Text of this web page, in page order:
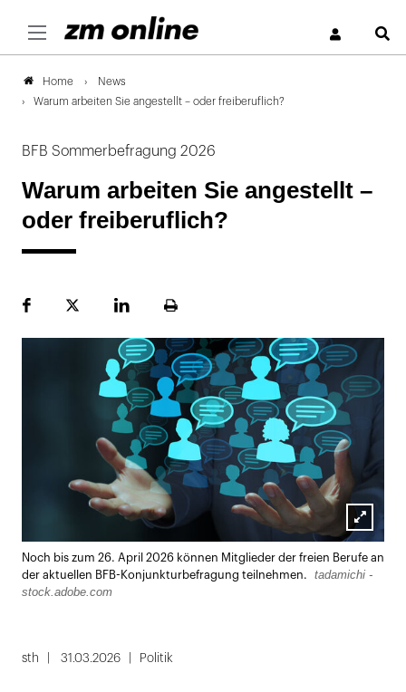
Home
News
Warum arbeiten Sie angestellt – oder freiberuflich?
BFB Sommerbefragung 2026
Warum arbeiten Sie angestellt –
oder freiberuflich?
FacebookPlattformLinekdInSeite
Lightbox
öffnen
Noch bis zum 26. April 2026 können Mitglieder der freien Berufe an
der aktuellen BFB-Konjunkturbefragung teilnehmen.
tadamichi -
stock.adobe.com
sth 31.03.2026 Politik